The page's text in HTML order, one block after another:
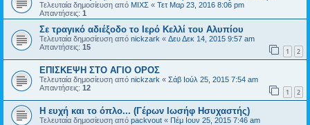
Τελευταία δημοσίευση από ΜΙΧΣ « Τετ Μαρ 23, 2016 8:06 pm
Απαντήσεις: 1
Σε τραγικό αδιέξοδο το Ιερό Κελλί του Αλυπίου
Τελευταία δημοσίευση από nickzark « Δευ Δεκ 14, 2015 9:57 am
Απαντήσεις: 15 1 2
ΕΠΙΣΚΕΨΗ ΣΤΟ ΑΓΙΟ ΟΡΟΣ
Τελευταία δημοσίευση από nickzark « Σάβ Ιούλ 25, 2015 7:54 am
Απαντήσεις: 12 1 2
Η ευχή και το όπλο... (Γέρων Ιωσήφ Ησυχαστής)
Τελευταία δημοσίευση από packvout « Πέμ Ιουν 25, 2015 7:46 am